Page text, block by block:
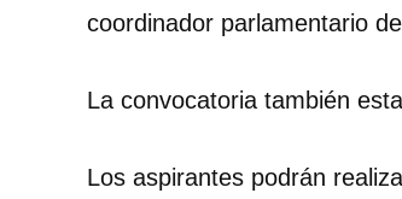
coordinador parlamentario del
La convocatoria también
Los aspirantes podrán